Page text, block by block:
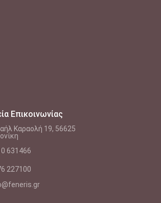
Επικοινωνίας
Καραολή 19, 56625
631466
227100